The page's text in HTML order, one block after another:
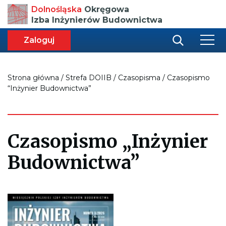
Przenosi
do
strony
głównej
Dolnośląska Okręgowa
Izba Inżynierów Budownictwa
Zaloguj
Strona główna / Strefa DOIIB / Czasopisma / Czasopismo
“Inżynier Budownictwa”
Czasopismo „Inżynier
Budownictwa”
Otwiera
pdf
czasopisma
Inżynier